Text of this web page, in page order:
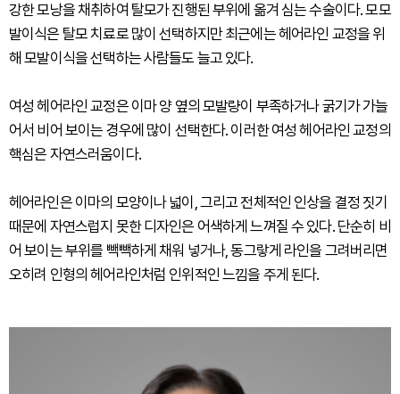
강한 모낭을 채취하여 탈모가 진행된 부위에 옮겨 심는 수술이다. 모모
발이식은 탈모 치료로 많이 선택하지만 최근에는 헤어라인 교정을 위
해 모발이식을 선택하는 사람들도 늘고 있다.
여성 헤어라인 교정은 이마 양 옆의 모발량이 부족하거나 굵기가 가늘
어서 비어 보이는 경우에 많이 선택한다. 이러한 여성 헤어라인 교정의
핵심은 자연스러움이다.
헤어라인은 이마의 모양이나 넓이, 그리고 전체적인 인상을 결정 짓기
때문에 자연스럽지 못한 디자인은 어색하게 느껴질 수 있다. 단순히 비
어 보이는 부위를 빽빽하게 채워 넣거나, 동그랗게 라인을 그려버리면
오히려 인형의 헤어라인처럼 인위적인 느낌을 주게 된다.